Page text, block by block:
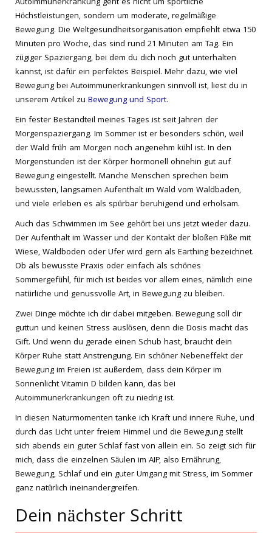
Höchstleistungen, sondern um moderate, regelmäßige
Bewegung. Die Weltgesundheitsorganisation empfiehlt etwa 150
Minuten pro Woche, das sind rund 21 Minuten am Tag. Ein
zügiger Spaziergang, bei dem du dich noch gut unterhalten
kannst, ist dafür ein perfektes Beispiel. Mehr dazu, wie viel
Bewegung bei Autoimmunerkrankungen sinnvoll ist, liest du in
unserem Artikel zu Bewegung und Sport.
Ein fester Bestandteil meines Tages ist seit Jahren der
Morgenspaziergang. Im Sommer ist er besonders schön, weil
der Wald früh am Morgen noch angenehm kühl ist. In den
Morgenstunden ist der Körper hormonell ohnehin gut auf
Bewegung eingestellt. Manche Menschen sprechen beim
bewussten, langsamen Aufenthalt im Wald vom Waldbaden,
und viele erleben es als spürbar beruhigend und erholsam.
Auch das Schwimmen im See gehört bei uns jetzt wieder dazu.
Der Aufenthalt im Wasser und der Kontakt der bloßen Füße mit
Wiese, Waldboden oder Ufer wird gern als Earthing bezeichnet.
Ob als bewusste Praxis oder einfach als schönes
Sommergefühl, für mich ist beides vor allem eines, nämlich eine
natürliche und genussvolle Art, in Bewegung zu bleiben.
Zwei Dinge möchte ich dir dabei mitgeben. Bewegung soll dir
guttun und keinen Stress auslösen, denn die Dosis macht das
Gift. Und wenn du gerade einen Schub hast, braucht dein
Körper Ruhe statt Anstrengung. Ein schöner Nebeneffekt der
Bewegung im Freien ist außerdem, dass dein Körper im
Sonnenlicht Vitamin D bilden kann, das bei
Autoimmunerkrankungen oft zu niedrig ist.
In diesen Naturmomenten tanke ich Kraft und innere Ruhe, und
durch das Licht unter freiem Himmel und die Bewegung stellt
sich abends ein guter Schlaf fast von allein ein. So zeigt sich für
mich, dass die einzelnen Säulen im AIP, also Ernährung,
Bewegung, Schlaf und ein guter Umgang mit Stress, im Sommer
ganz natürlich ineinandergreifen.
Dein nächster Schritt